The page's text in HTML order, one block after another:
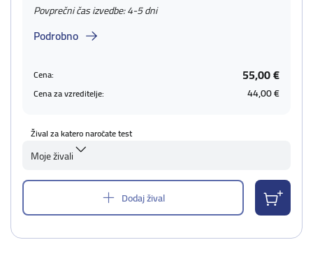
Povprečni čas izvedbe: 4-5 dni
Podrobno
Cena: 55,00 €
Cena za vzreditelje: 44,00 €
Žival za katero naročate test
Moje živali
Dodaj žival